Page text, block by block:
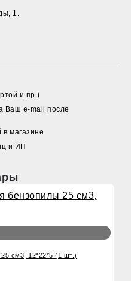
1.
и пр.)
Ваш e-mail после
в магазине
и ИП
см3, 12*22*5 (1 шт.)